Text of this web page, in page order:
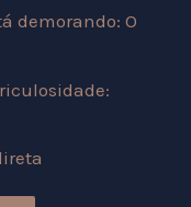
demorando: O